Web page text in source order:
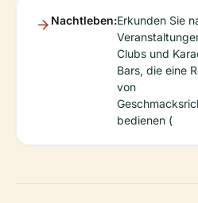
Nachtleben:Erkunden Sie
Clubs und
Bars, die eine
von
bedienen (